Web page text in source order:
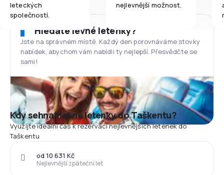
leteckých
společností.
nejlevnější možnost.
Hledáte levné letenky?
Jste na správném místě. Každý den porovnáváme stovky
nabídek, abychom vám nabídli ty nejlepší. Přesvědčte se
sami!
Kdy sehnat levné letenky do Taškentu?
Využijte ideální čas k rezervaci nejlevnějších letenek do
Taškentu
Nejlevnější zpáteční let
od 10 631 Kč